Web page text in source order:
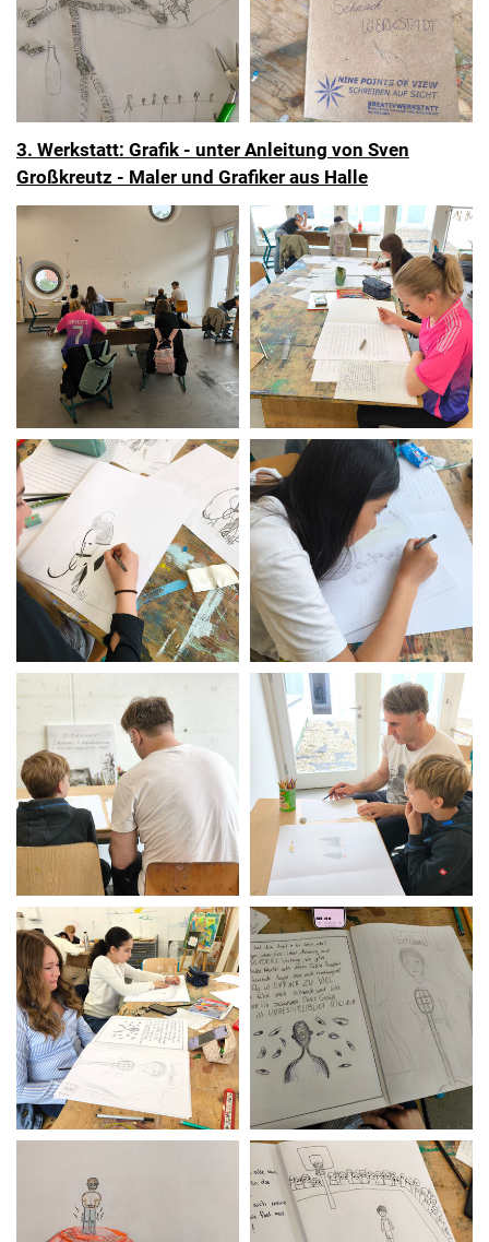
3. Werkstatt: Grafik - unter Anleitung von Sven
Großkreutz - Maler und Grafiker aus Halle